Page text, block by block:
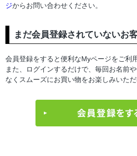
ジからお問い合わせください。
まだ会員登録されていないお
会員登録をすると便利なMyページをご利
また、ログインするだけで、毎回お名前
なくスムーズにお買い物をお楽しみいただ